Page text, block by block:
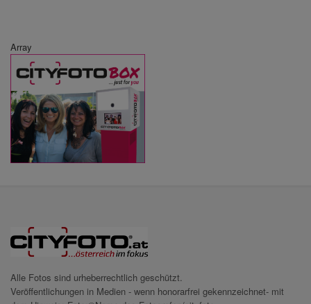
Array
Alle Fotos sind urheberrechtlich geschützt.
Veröffentlichungen in Medien - wenn honorarfrei gekennzeichnet- mit